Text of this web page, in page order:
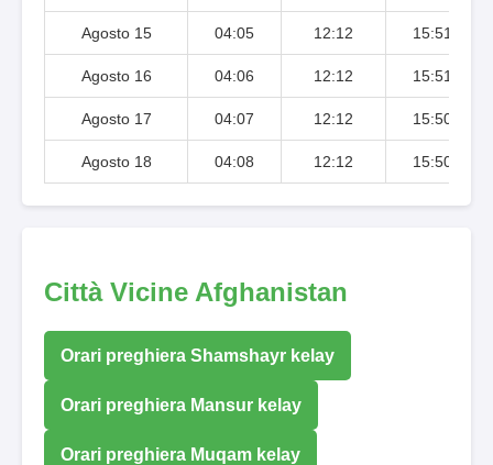
Agosto 15 04:05 12:12 15:51
Agosto 16 04:06 12:12 15:51
Agosto 17 04:07 12:12 15:50
Agosto 18 04:08 12:12 15:50
Città Vicine Afghanistan
Orari preghiera Shamshayr kelay
Orari preghiera Mansur kelay
Orari preghiera Muqam kelay